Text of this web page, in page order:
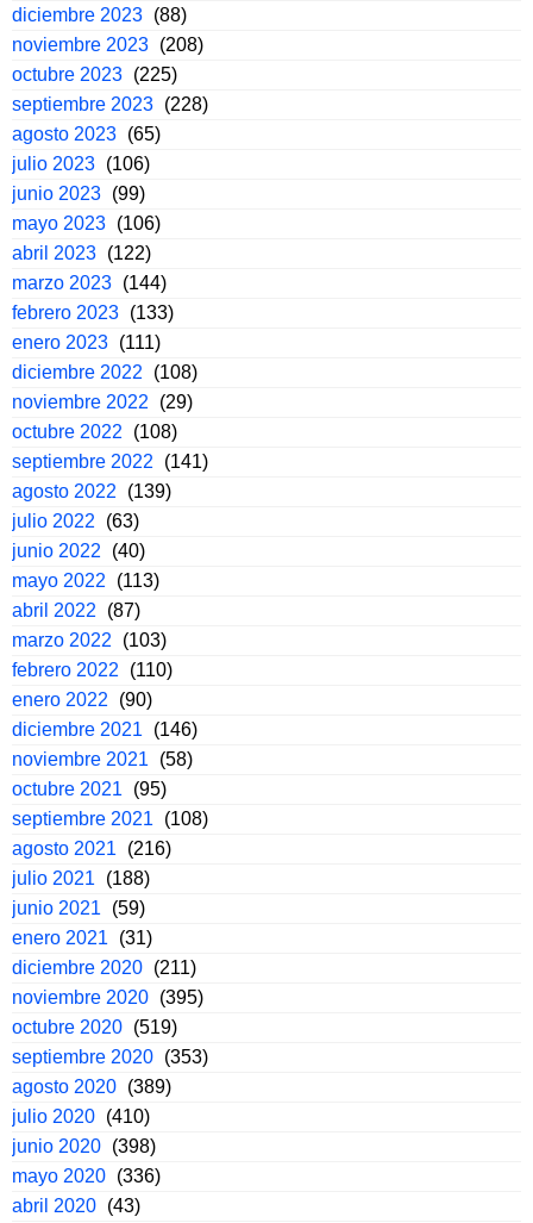
diciembre 2023 (88)
noviembre 2023 (208)
octubre 2023 (225)
septiembre 2023 (228)
agosto 2023 (65)
julio 2023 (106)
junio 2023 (99)
mayo 2023 (106)
abril 2023 (122)
marzo 2023 (144)
febrero 2023 (133)
enero 2023 (111)
diciembre 2022
(108)
noviembre 2022
(29)
octubre 2022
(108)
septiembre 2022
(141)
agosto 2022
(139)
julio 2022
(63)
junio 2022
(40)
mayo 2022
(113)
abril 2022
(87)
marzo 2022
(103)
febrero 2022
(110)
enero 2022
(90)
diciembre 2021
(146)
noviembre 2021
(58)
octubre 2021
(95)
septiembre 2021
(108)
agosto 2021
(216)
julio 2021
(188)
junio 2021
(59)
enero 2021
(31)
diciembre 2020 (211)
noviembre 2020 (395)
octubre 2020 (519)
septiembre 2020 (353)
agosto 2020 (389)
julio 2020 (410)
junio 2020 (398)
mayo 2020 (336)
abril 2020 (43)